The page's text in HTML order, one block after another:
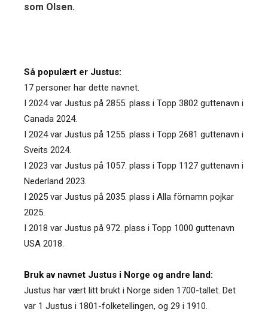
som Olsen.
Så populært er Justus:
17 personer har dette navnet.
I 2024 var Justus på 2855. plass i Topp 3802 guttenavn i
Canada 2024.
I 2024 var Justus på 1255. plass i Topp 2681 guttenavn i
Sveits 2024.
I 2023 var Justus på 1057. plass i Topp 1127 guttenavn i
Nederland 2023.
I 2025 var Justus på 2035. plass i Alla förnamn pojkar
2025.
I 2018 var Justus på 972. plass i Topp 1000 guttenavn
USA 2018.
Bruk av navnet Justus i Norge og andre land:
Justus har vært litt brukt i Norge siden 1700-tallet. Det
var 1 Justus i 1801-folketellingen, og 29 i 1910.